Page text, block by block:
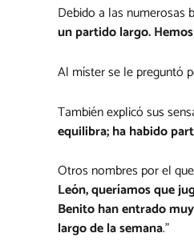
Debido a las numerosas
un partido largo.
Al míster se le preguntó
También explicó sus
equilibra; ha habido
Otros nombres por el
León, queríamos que
Benito han entrado
largo de la semana.”